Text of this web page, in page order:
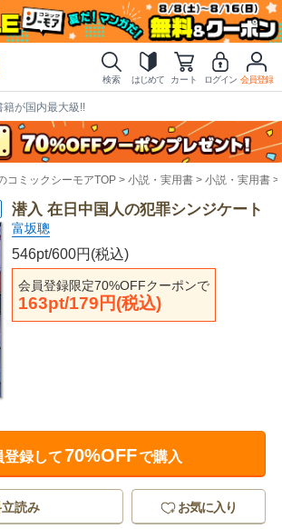
検索 はじめて カート ログイン 会員登録
が国内最大級!!
コミックシーモアTOP 小説・実用書 小説・実用書
潜入 在日中国人の犯罪シンジケート
富坂聰
546pt/600円(税込)
会員登録限定70%OFFクーポンで
163pt/179円(税込)
登録して70%OFFで購入
読み お気に入り